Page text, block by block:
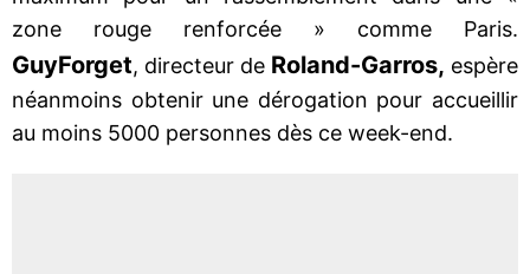
zone rouge renforcée » comme Paris.
GuyForget, directeur de Roland-Garros, espère
néanmoins obtenir une dérogation pour accueillir
au moins 5000 personnes dès ce week-end.